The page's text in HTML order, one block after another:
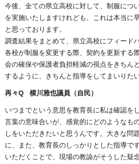
今後、全ての県立高校に対して、制服につ
を実施いたしますけれども、これは本当に
と思っております。
調査結果をまとめて、県立高校にフィード
各校が制服を変更する際、契約を更新する
会の確保や保護者負担軽減の視点をきちん
するように、きちんと指導をしてまいりた
再々Q 横川雅也議員（自民）
いつまでという意思を教育長に私は確認を
言葉の意味合いが、感覚的にどのようなも
しをいただきたいと思うんです。大きな問
に、また、教育長のしっかりとした指導で
いただくことで、現場の教諭がそうした疑